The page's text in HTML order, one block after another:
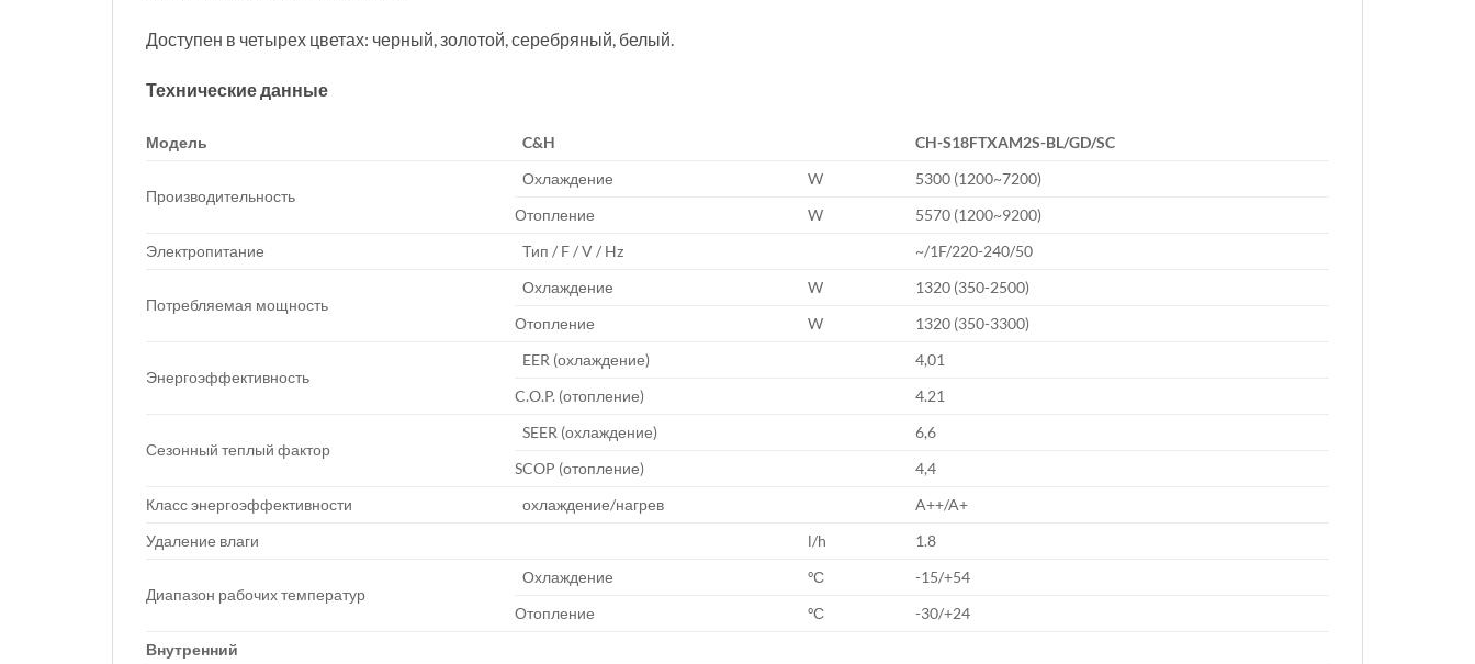
Доступен в четырех цветах: черный, золотой, серебряный, белый.
Технические данные
Модель C&H CH-S18FTXAM2S-BL/GD/SC
Производительность
Охлаждение W
5300 (1200~7200)
Отопление
W
5570 (1200~9200)
Электропитание
Тип / F / V / Hz ~/1F/220-240/50
Потребляемая мощность
Охлаждение W
1320 (350-2500)
Отопление
W 1320 (350-3300)
Энергоэффективность
EER (охлаждение)
4,01
C.O.P. (отопление)
4.21
Сезонный теплый фактор
SEER (охлаждение)
6,6
SCOP (отопление)
4,4
Класс энергоэффективности
охлаждение/нагрев
A++/A+
Удаление влаги
l/h 1.8
Диапазон рабочих температур
Охлаждение ºС
-15/+54
Отопление
ºС
-30/+24
Внутренний